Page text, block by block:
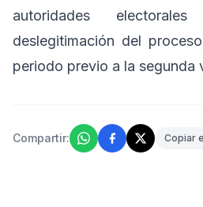
autoridades
deslegitimación del
periodo previo a la segunda
Compartir: Copiar